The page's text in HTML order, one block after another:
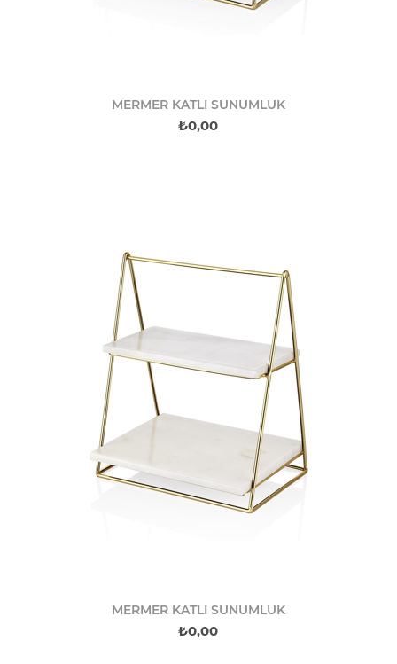
MERMER KATLI SUNUMLUK
₺0,00
MERMER KATLI SUNUMLUK
₺0,00